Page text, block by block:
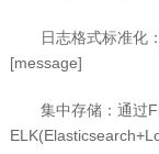
日志格式标准化
[message]
集中存储：通过